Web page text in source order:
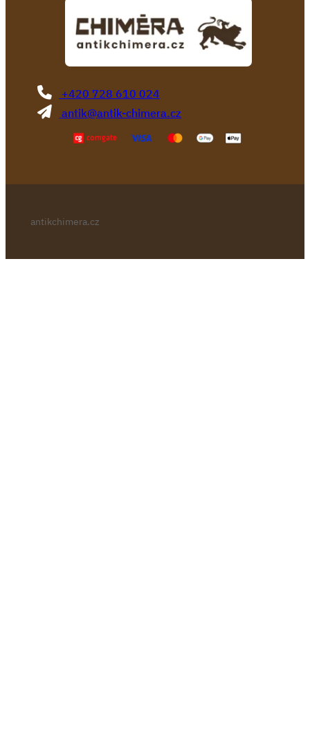
+420 728 610 024
antik@antik-chimera.cz
antikchimera.cz